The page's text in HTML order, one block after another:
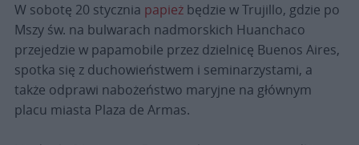
W sobotę 20 stycznia papież będzie w Trujillo, gdzie po
Mszy św. na bulwarach nadmorskich Huanchaco
przejedzie w papamobile przez dzielnicę Buenos Aires,
spotka się z duchowieństwem i seminarzystami, a
także odprawi nabożeństwo maryjne na głównym
placu miasta Plaza de Armas.